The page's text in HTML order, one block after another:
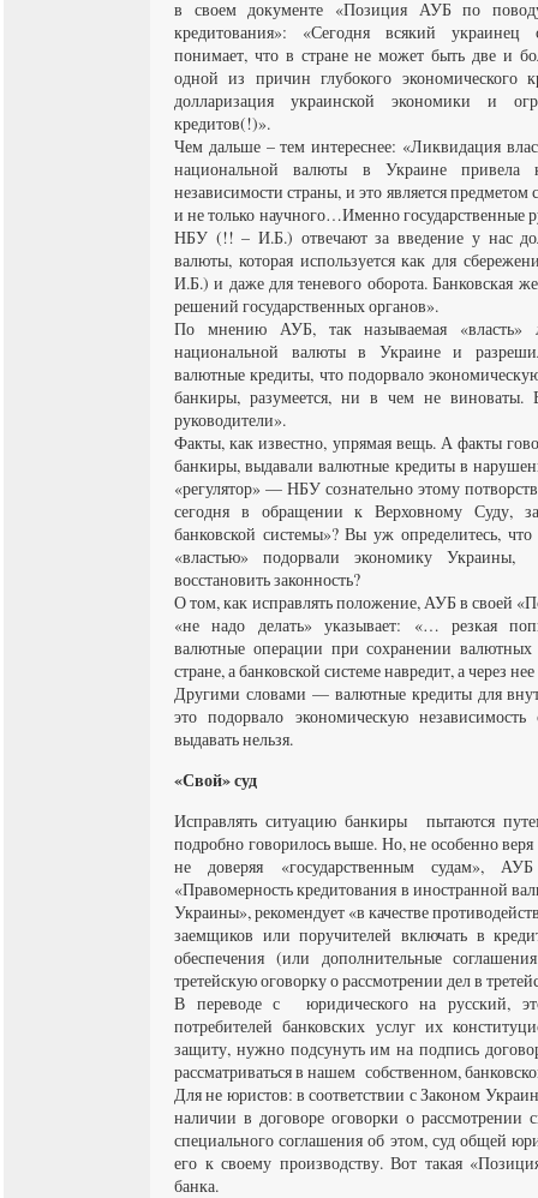
в своем документе «Позиция АУБ по
кредитования»: «Сегодня всякий украинец
понимает, что в стране не может быть две и
одной из причин глубокого экономического
долларизация украинской экономики и
кредитов(!)».
Чем дальше – тем интереснее: «Ликвидация
национальной валюты в Украине привела
независимости страны, и это является предметом
и не только научного…Именно государственные
НБУ (!! – И.Б.) отвечают за введение у нас
валюты, которая используется как для
И.Б.) и даже для теневого оборота. Банковская
решений государственных органов».
По мнению АУБ, так называемая «власть»
национальной валюты в Украине и
валютные кредиты, что подорвало
банкиры, разумеется, ни в чем не виноваты.
руководители».
Факты, как известно, упрямая вещь. А факты
банкиры, выдавали валютные кредиты в
«регулятор» — НБУ сознательно этому
сегодня в обращении к Верховному Суду,
банковской системы»? Вы уж определитесь,
«властью» подорвали экономику
восстановить законность?
О том, как исправлять положение, АУБ в своей
«не надо делать» указывает: «… резкая
валютные операции при сохранении валютных
стране, а банковской системе навредит, а через
Другими словами — валютные кредиты для
это подорвало экономическую
выдавать нельзя.
«Свой» суд
Исправлять ситуацию банкиры пытаются
подробно говорилось выше. Но, не особенно веря
не доверяя «государственным судам»,
«Правомерность кредитования в иностранной
Украины», рекомендует «в качестве
заемщиков или поручителей включать в
обеспечения (или дополнительные
третейскую оговорку о рассмотрении дел в
В переводе с юридического на русский,
потребителей банковских услуг их
защиту, нужно подсунуть им на подпись
рассматриваться в нашем собственном,
Для не юристов: в соответствии с Законом
наличии в договоре оговорки о рассмотрении
специального соглашения об этом, суд общей
его к своему производству. Вот такая
банка.